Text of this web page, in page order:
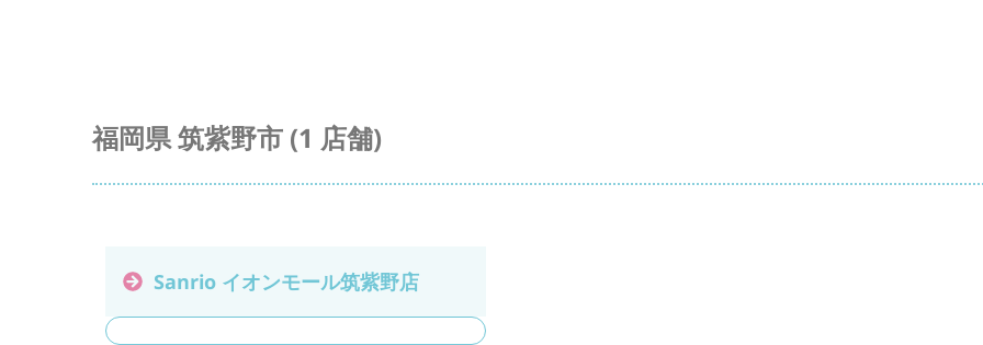
福岡県 筑紫野市 (1 店舗)
Sanrio イオンモール筑紫野店